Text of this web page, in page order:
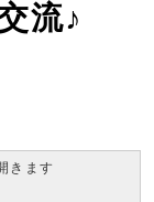
流♪
きます